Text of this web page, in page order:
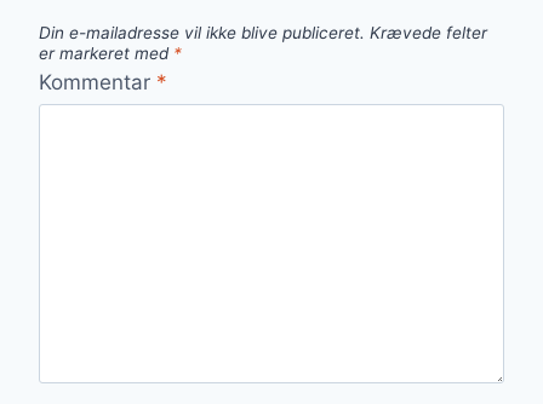
Din e-mailadresse vil ikke blive publiceret. Krævede felter
er markeret med *
Kommentar *